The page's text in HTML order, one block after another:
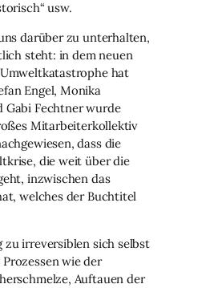
usw.
darüber zu unterhalten,
steht: in dem neuen
hat
Engel, Monika
Gabi Fechtner wurde
Mitarbeiterkollektiv
dass die
die weit über die
inzwischen das
welches der Buchtitel
zu irreversiblen sich selbst
wie der
Auftauen der